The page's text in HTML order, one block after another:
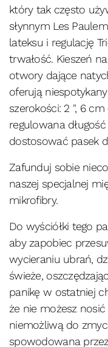
który tak często
słynnym Les
lateksu i regulację
trwałość. Kieszeń
otwory dające
oferują
szerokości: 2 ", 6
regulowana
dostosować pasek
Zafunduj sobie
naszej specjalnej
mikrofibry.
Do wyściółki tego
aby zapobiec
wycieraniu ubrań,
świeże,
panikę w ostatniej
że nie możesz
niemożliwą do
spowodowana